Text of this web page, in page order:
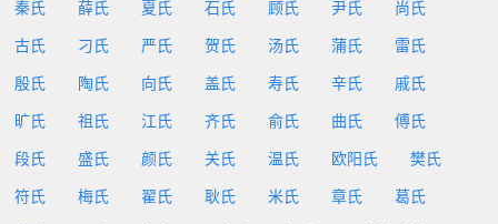
秦氏 薛氏 夏氏 石氏 顾氏 尹氏 尚氏
古氏 刁氏 严氏 贺氏 汤氏 蒲氏 雷氏
殷氏 陶氏 向氏 盖氏 寿氏 辛氏 戚氏
旷氏 祖氏 江氏 齐氏 俞氏 曲氏 傅氏
段氏 盛氏 颜氏 关氏 温氏 欧阳氏 樊氏
符氏 梅氏 翟氏 耿氏 米氏 章氏 葛氏